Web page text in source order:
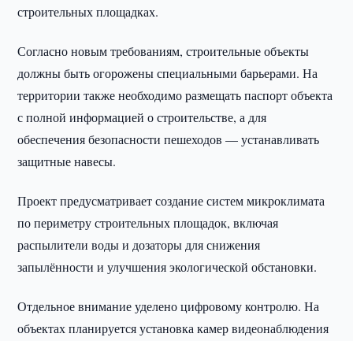
строительных площадках.
Согласно новым требованиям, строительные объекты
должны быть огорожены специальными барьерами. На
территории также необходимо размещать паспорт объекта
с полной информацией о строительстве, а для
обеспечения безопасности пешеходов — устанавливать
защитные навесы.
Проект предусматривает создание систем микроклимата
по периметру строительных площадок, включая
распылители воды и дозаторы для снижения
запылённости и улучшения экологической обстановки.
Отдельное внимание уделено цифровому контролю. На
объектах планируется установка камер видеонаблюдения